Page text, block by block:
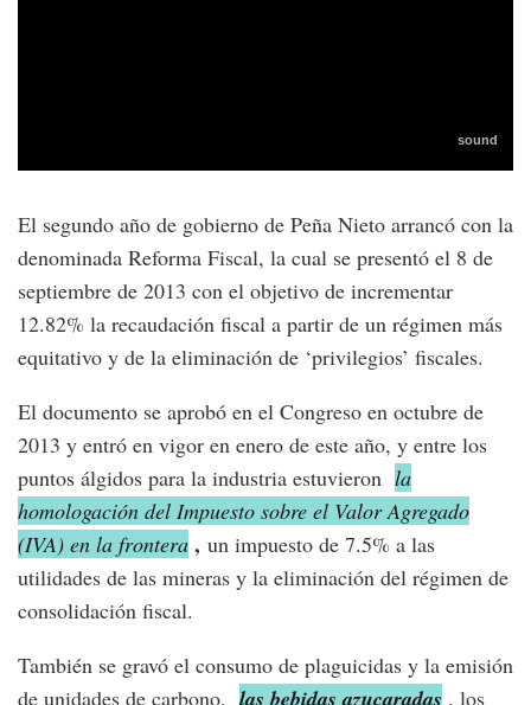
El segundo año de gobierno de Peña Nieto arrancó con la
denominada Reforma Fiscal, la cual se presentó el 8 de
septiembre de 2013 con el objetivo de incrementar
12.82% la recaudación fiscal a partir de un régimen más
equitativo y de la eliminación de ‘privilegios’ fiscales.
El documento se aprobó en el Congreso en octubre de
2013 y entró en vigor en enero de este año, y entre los
puntos álgidos para la industria estuvieron la
homologación del Impuesto sobre el Valor Agregado
(IVA) en la frontera , un impuesto de 7.5% a las
utilidades de las mineras y la eliminación del régimen de
consolidación fiscal.
También se gravó el consumo de plaguicidas y la emisión
de unidades de carbono, las bebidas azucaradas , los